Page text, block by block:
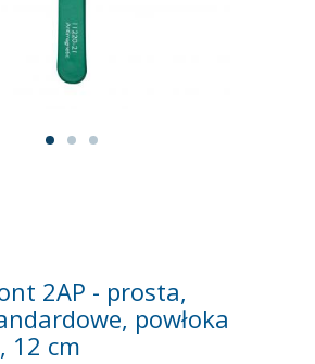
2AP - prosta,
powłoka
12 cm